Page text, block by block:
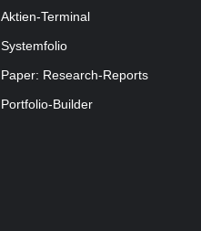
Aktien-Terminal
Systemfolio
Paper: Research-Reports
Portfolio-Builder